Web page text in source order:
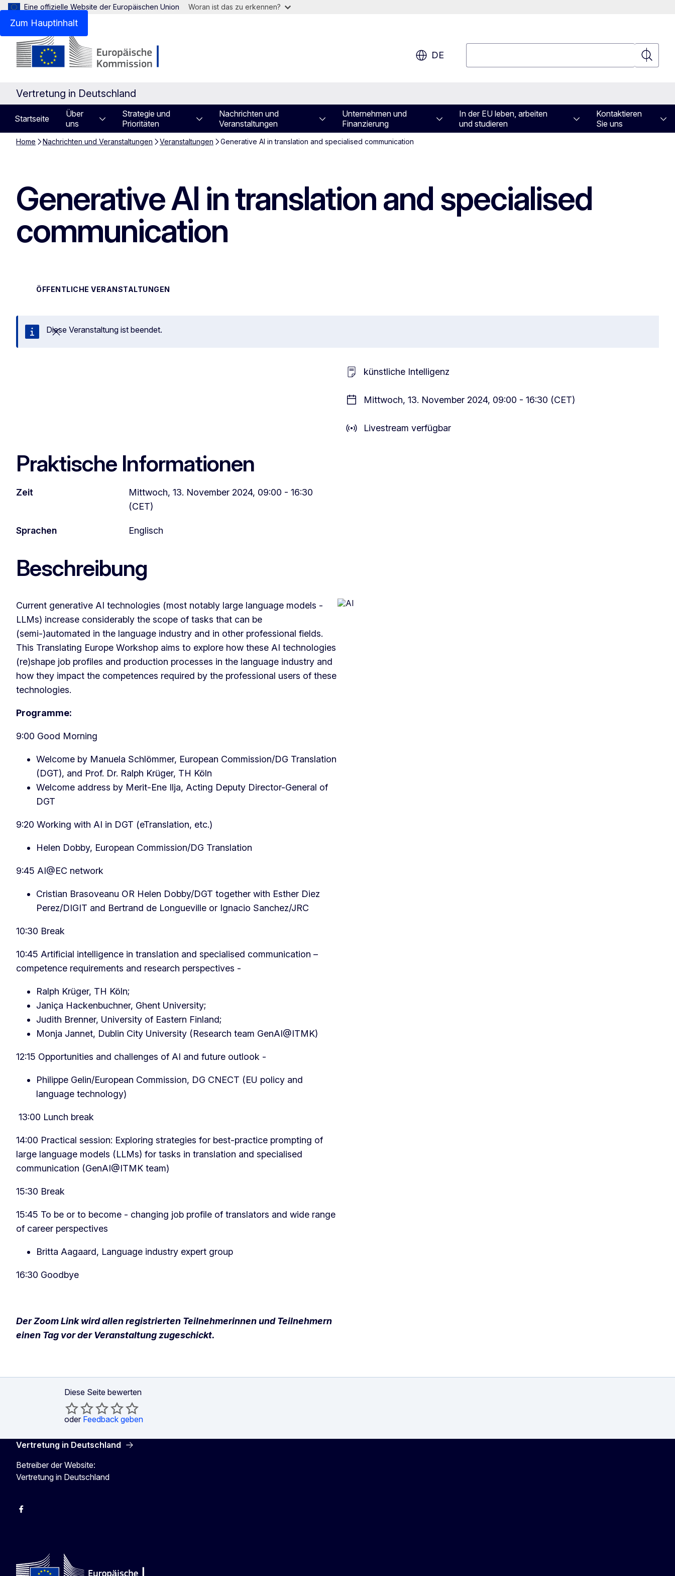
Zum Hauptinhalt
Eine offizielle Website der Europäischen Union Woran ist das zu erkennen?
DE
Suchen
Vertretung in Deutschland
Startseite
Über
uns
Strategie und
Prioritäten
Nachrichten und
Veranstaltungen
Unternehmen und
Finanzierung
In der EU leben, arbeiten
und studieren
Kontaktieren
Sie uns
Home Nachrichten und Veranstaltungen Veranstaltungen Generative AI in translation and specialised communication
Generative AI in translation and specialised
communication
ÖFFENTLICHE VERANSTALTUNGEN
Schließen
Diese Veranstaltung ist beendet.
künstliche Intelligenz
Mittwoch, 13. November 2024, 09:00 - 16:30 (CET)
Livestream verfügbar
Praktische Informationen
Zeit
Mittwoch, 13. November 2024, 09:00 - 16:30
(CET)
Sprachen Englisch
Beschreibung
Current generative AI technologies (most notably large language models -
LLMs) increase considerably the scope of tasks that can be
(semi-)automated in the language industry and in other professional fields.
This Translating Europe Workshop aims to explore how these AI technologies
(re)shape job profiles and production processes in the language industry and
how they impact the competences required by the professional users of these
technologies.
Programme:
9:00 Good Morning
Welcome by Manuela Schlömmer, European Commission/DG Translation
(DGT), and Prof. Dr. Ralph Krüger, TH Köln
Welcome address by Merit-Ene Ilja, Acting Deputy Director-General of
DGT
9:20 Working with AI in DGT (eTranslation, etc.)
Helen Dobby, European Commission/DG Translation
9:45 AI@EC network
Cristian Brasoveanu OR Helen Dobby/DGT together with Esther Diez
Perez/DIGIT and Bertrand de Longueville or Ignacio Sanchez/JRC
10:30 Break
10:45 Artificial intelligence in translation and specialised communication –
competence requirements and research perspectives -
Ralph Krüger, TH Köln;
Janiça Hackenbuchner, Ghent University;
Judith Brenner, University of Eastern Finland;
Monja Jannet, Dublin City University (Research team GenAI@ITMK)
12:15 Opportunities and challenges of AI and future outlook -
Philippe Gelin/European Commission, DG CNECT (EU policy and
language technology)
13:00 Lunch break
14:00 Practical session: Exploring strategies for best-practice prompting of
large language models (LLMs) for tasks in translation and specialised
communication (GenAI@ITMK team)
15:30 Break
15:45 To be or to become - changing job profile of translators and wide range
of career perspectives
Britta Aagaard, Language industry expert group
16:30 Goodbye
Der Zoom Link wird allen registrierten Teilnehmerinnen und Teilnehmern
einen Tag vor der Veranstaltung zugeschickt.
Diese Seite bewerten
oder Feedback geben
Vertretung in Deutschland
Betreiber der Website:
Vertretung in Deutschland
facebook